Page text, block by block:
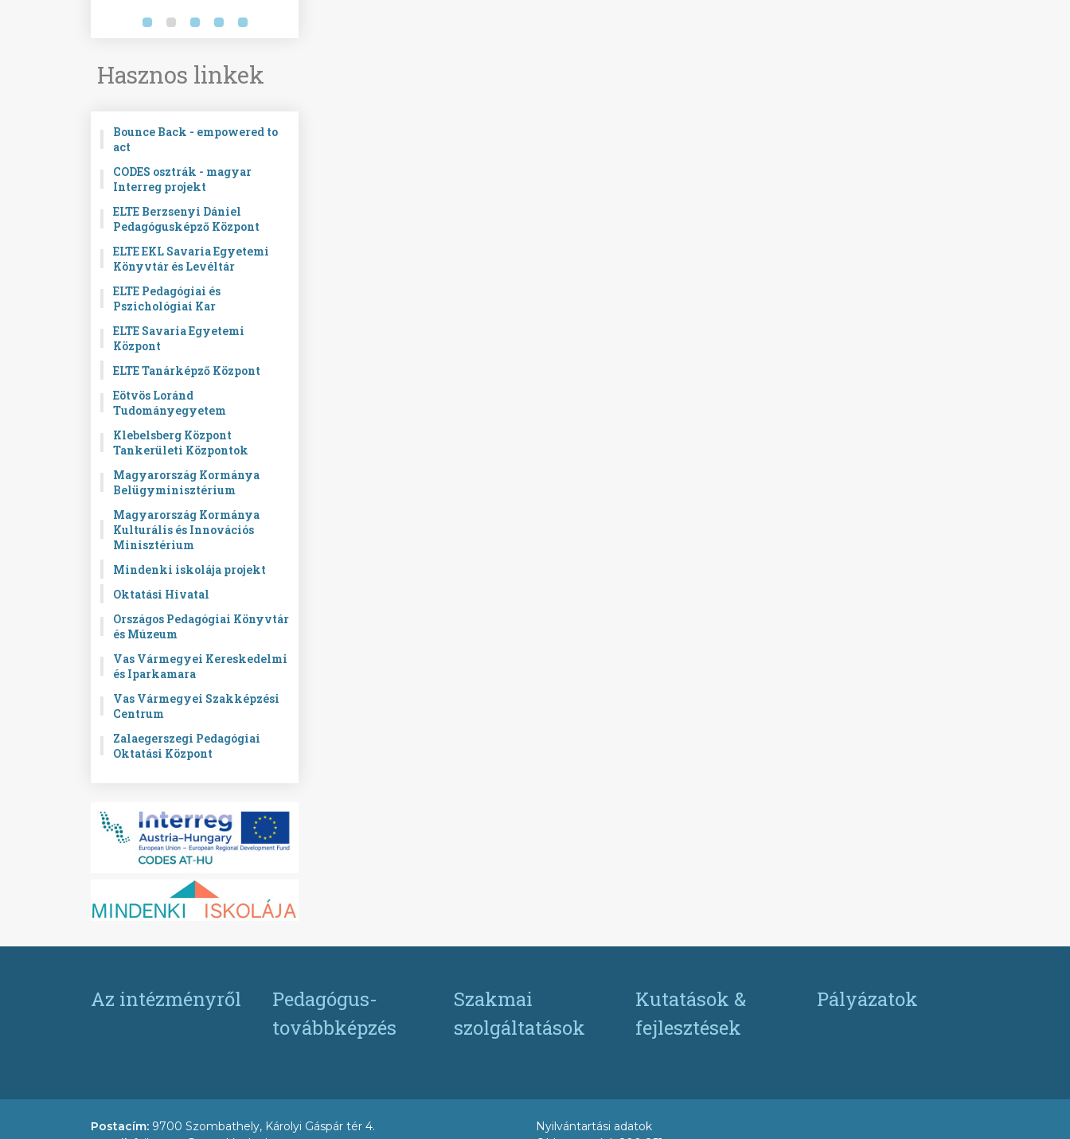
Hasznos linkek
Bounce Back - empowered to
act
CODES osztrák - magyar
Interreg projekt
ELTE Berzsenyi Dániel
Pedagógusképző Központ
ELTE EKL Savaria Egyetemi
Könyvtár és Levéltár
ELTE Pedagógiai és
Pszichológiai Kar
ELTE Savaria Egyetemi
Központ
ELTE Tanárképző Központ
Eötvös Loránd
Tudományegyetem
Klebelsberg Központ
Tankerületi Központok
Magyarország Kormánya
Belügyminisztérium
Magyarország Kormánya
Kulturális és Innovációs
Minisztérium
Mindenki iskolája projekt
Oktatási Hivatal
Országos Pedagógiai Könyvtár
és Múzeum
Vas Vármegyei Kereskedelmi
és Iparkamara
Vas Vármegyei Szakképzési
Centrum
Zalaegerszegi Pedagógiai
Oktatási Központ
Az intézményről
Pedagógus-
továbbképzés
Szakmai
szolgáltatások
Kutatások &
fejlesztések
Pályázatok
Postacím: 9700 Szombathely, Károlyi Gáspár tér 4.
Nyilvántartási adatok